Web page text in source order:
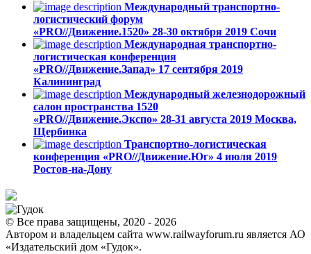
Международный транспортно-
логистический форум
«PRO//Движение.1520» 28-30 октября 2019 Сочи
Международная транспортно-
логистическая конференция
«PRO//Движение.Запад» 17 сентября 2019
Калининград
Международный железнодорожный
салон пространства 1520
«PRO//Движение.Экспо» 28-31 августа 2019 Москва,
Щербинка
Транспортно-логистическая
конференция «PRO//Движение.Юг» 4 июля 2019
Ростов-на-Дону
© Все права защищены, 2020 - 2026
Автором и владельцем сайта www.railwayforum.ru является АО
«Издательский дом «Гудок».